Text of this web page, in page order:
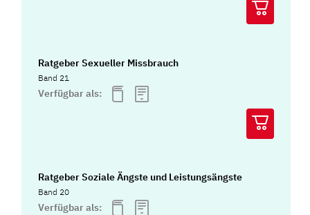
Ratgeber Sexueller Missbrauch
Band 21
Verfügbar als:
Ratgeber Soziale Ängste und Leistungsängste
Band 20
Verfügbar als: